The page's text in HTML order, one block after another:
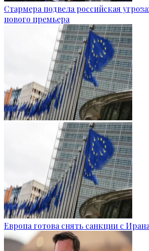
Стармера подвела российская
нового премьера
Европа готова снять санкции с Ирана